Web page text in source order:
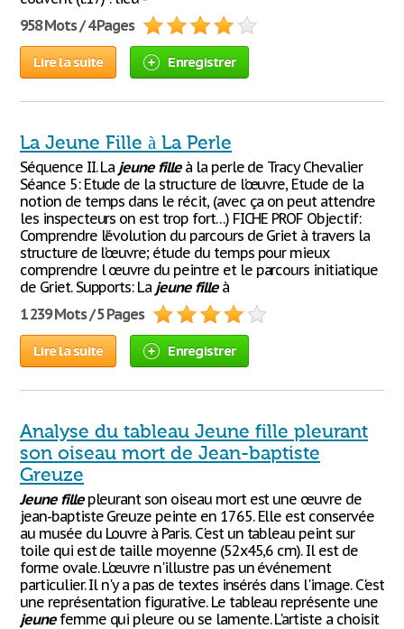
958 Mots / 4 Pages
Lire la suite Enregistrer
La Jeune Fille à La Perle
Séquence II. La jeune filleà la perle de Tracy Chevalier
Séance 5: Etude de la structure de l’œuvre, Etude de la
notion de temps dans le récit, (avec ça on peut attendre
les inspecteurs on est trop fort…) FICHE PROF Objectif:
Comprendre l’évolution du parcours de Griet à travers la
structure de l’œuvre; étude du temps pour mieux
comprendre l œuvre du peintre et le parcours initiatique
de Griet. Supports: La jeune filleà
1 239 Mots / 5 Pages
Lire la suite Enregistrer
Analyse du tableau Jeune fille pleurant
son oiseau mort de Jean-baptiste
Greuze
Jeune fillepleurant son oiseau mort est une œuvre de
jean-baptiste Greuze peinte en 1765. Elle est conservée
au musée du Louvre à Paris. C'est un tableau peint sur
toile qui est de taille moyenne (52x45,6 cm). Il est de
forme ovale. L'œuvre n'illustre pas un événement
particulier. Il n'y a pas de textes insérés dans l'image. C'est
une représentation figurative. Le tableau représente une
jeunefemme qui pleure ou se lamente. L'artiste a choisit